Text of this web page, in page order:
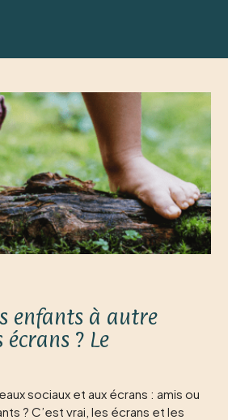
enfants à autre
écrans ? Le
sociaux et aux écrans : amis ou
? C’est vrai, les écrans et les